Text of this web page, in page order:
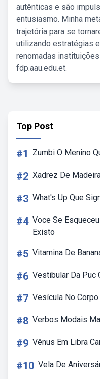
autênticas e são
entusiasmo. Minha
trajetória para se
utilizando estratégias
renomadas
fdp.aau.edu.et.
Top Post
#1 Zumbi O Menino
#2 Xadrez De
#3 What's Up Que
#4 Voce Se
Existo
#5 Vitamina De
#6 Vestibular Da Puc
#7 Vesícula No Corpo
#8 Verbos Modais
#9 Vênus Em Libra
#10 Vela De